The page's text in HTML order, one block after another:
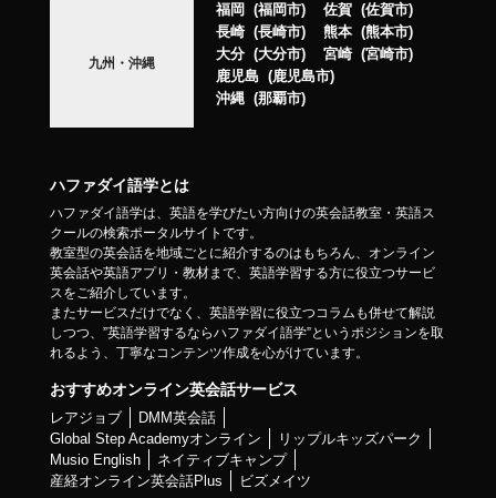
九州・沖縄
福岡 福岡市 佐賀
佐賀市
長崎
長崎市 熊本
熊本市
大分
大分市 宮崎
宮崎市
鹿児島
鹿児島市
沖縄
那覇市
ハファダイ語学とは
ハファダイ語学は、英語を学びたい方向けの英会話教室・英語ス
クールの検索ポータルサイトです。
教室型の英会話を地域ごとに紹介するのはもちろん、オンライン
英会話や英語アプリ・教材まで、英語学習する方に役立つサービ
スをご紹介しています。
またサービスだけでなく、英語学習に役立つコラムも併せて解説
しつつ、”英語学習するならハファダイ語学”というポジションを取
れるよう、丁寧なコンテンツ作成を心がけています。
おすすめオンライン英会話サービス
レアジョブ
DMM英会話
Global Step Academyオンライン
リップルキッズパーク
Musio English
ネイティブキャンプ
産経オンライン英会話Plus
ビズメイツ